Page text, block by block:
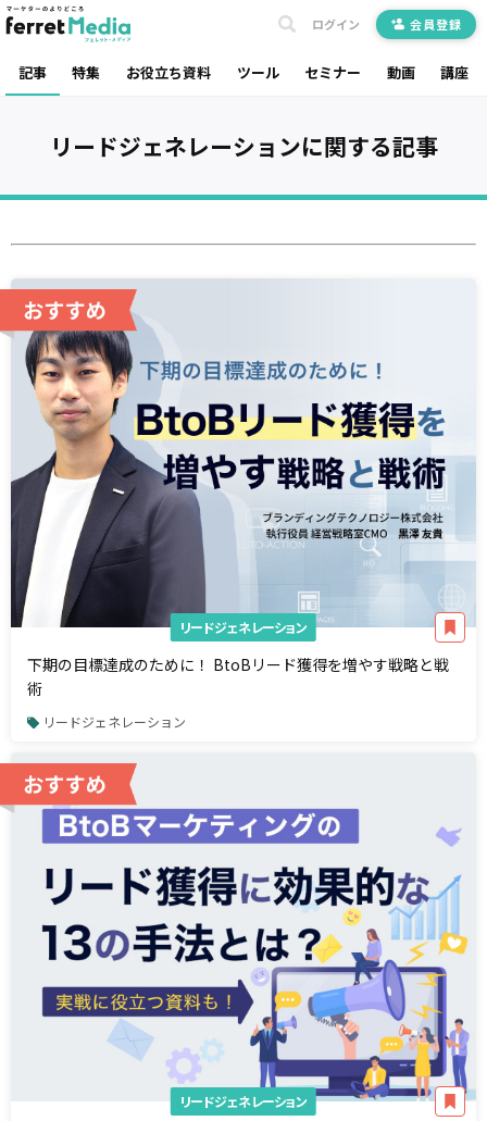
記事 特集 お役立ち資料 ツール セミナー 動画 講座
ログイン 会員登録
リードジェネレーションに関する記事
リードジェネレーション
下期の目標達成のために！ BtoBリード獲得を増やす戦略と戦
術
リードジェネレーション
リードジェネレーション